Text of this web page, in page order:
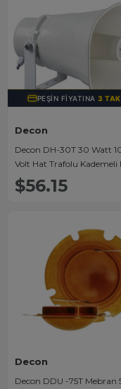
PEŞIN FIYATINA3
Decon
Decon DH-30T 30 Watt
Volt Hat Trafolu Kademeli
Hoparlör
$56.15
Decon
Decon DDU -75T Mebran